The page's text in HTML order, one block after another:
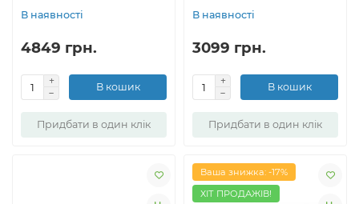
В наявності
4849 грн.
В кошик
Придбати в один клік
В наявності
3099 грн.
В кошик
Придбати в один клік
Ваша знижка: -17%
ХІТ ПРОДАЖІВ!